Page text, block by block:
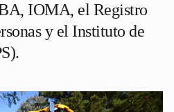
IOMA, el Registro
y el Instituto de